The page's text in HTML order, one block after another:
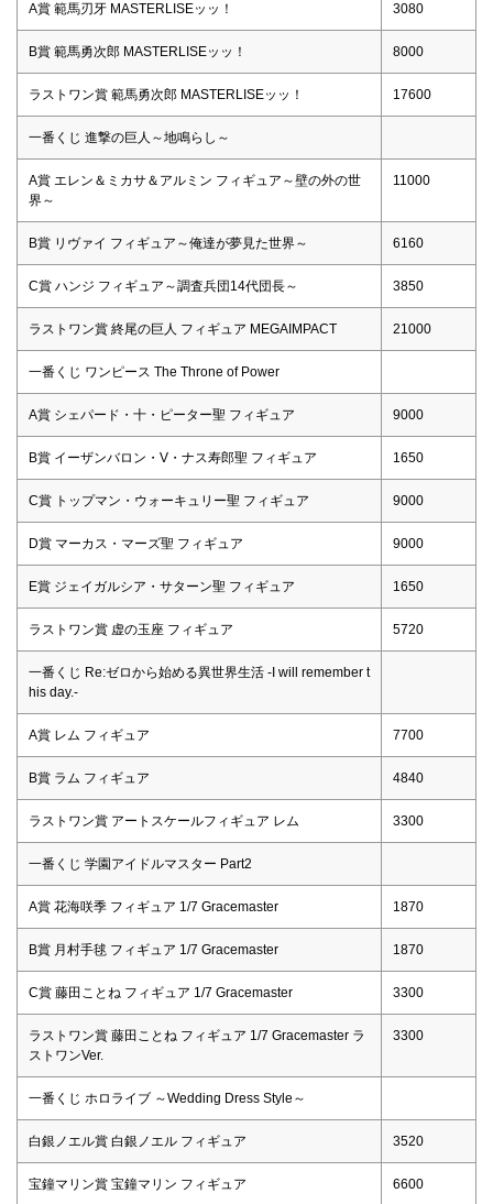
A賞 範馬刃牙 MASTERLISEッッ！ 3080
B賞 範馬勇次郎 MASTERLISEッッ！ 8000
ラストワン賞 範馬勇次郎 MASTERLISEッッ！ 17600
一番くじ 進撃の巨人～地鳴らし～
A賞 エレン＆ミカサ＆アルミン フィギュア～壁の外の世
界～
11000
B賞 リヴァイ フィギュア～俺達が夢見た世界～ 6160
C賞 ハンジ フィギュア～調査兵団14代団長～ 3850
ラストワン賞 終尾の巨人 フィギュア MEGAIMPACT 21000
一番くじ ワンピース The Throne of Power
A賞 シェパード・十・ピーター聖 フィギュア 9000
B賞 イーザンバロン・V・ナス寿郎聖 フィギュア 1650
C賞 トップマン・ウォーキュリー聖 フィギュア 9000
D賞 マーカス・マーズ聖 フィギュア 9000
E賞 ジェイガルシア・サターン聖 フィギュア 1650
ラストワン賞 虚の玉座 フィギュア 5720
一番くじ Re:ゼロから始める異世界生活 -I will remember t
his day.-
A賞 レム フィギュア 7700
B賞 ラム フィギュア 4840
ラストワン賞 アートスケールフィギュア レム 3300
一番くじ 学園アイドルマスター Part2
A賞 花海咲季 フィギュア 1/7 Gracemaster 1870
B賞 月村手毬 フィギュア 1/7 Gracemaster 1870
C賞 藤田ことね フィギュア 1/7 Gracemaster 3300
ラストワン賞 藤田ことね フィギュア 1/7 Gracemaster ラ
ストワンVer.
3300
一番くじ ホロライブ ～Wedding Dress Style～
白銀ノエル賞 白銀ノエル フィギュア 3520
宝鐘マリン賞 宝鐘マリン フィギュア 6600